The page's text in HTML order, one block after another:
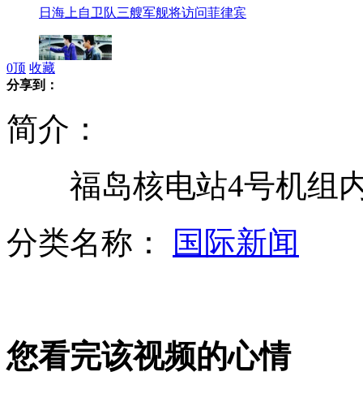
日海上自卫队三艘军舰将访问菲律宾
ELLA婚后内地亮相 爆料两年后造人
大老爷们为给媳妇送礼物偷裙子
0顶 收藏
分享到：
简介：
福岛核电站4号机组内
分类名称：
国际新闻
您看完该视频的心情